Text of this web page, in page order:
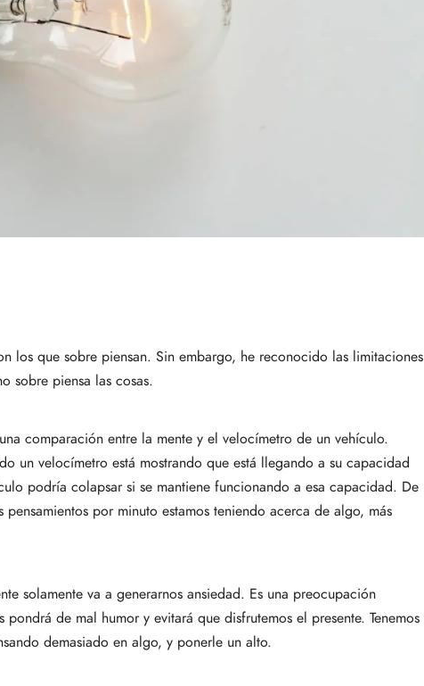
los que sobre piensan. Sin embargo, he reconocido las limitaciones
sobre piensa las cosas.
comparación entre la mente y el velocímetro de un vehículo.
un velocímetro está mostrando que está llegando a su capacidad
podría colapsar si se mantiene funcionando a esa capacidad. De
por minuto estamos teniendo acerca de algo, más
solamente va a generarnos ansiedad. Es una preocupación
de mal humor y evitará que disfrutemos el presente. Tenemos
demasiado en algo, y ponerle un alto.